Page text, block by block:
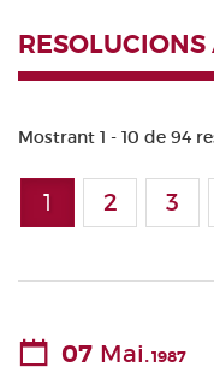
Mostrant 1 - 10 de 94
Pàgina actual
1 Page
2 Page
3
07 Mai.1987